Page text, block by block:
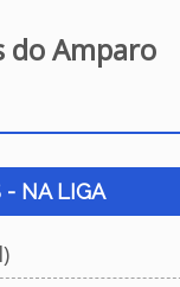
do Amparo
- NA LIGA